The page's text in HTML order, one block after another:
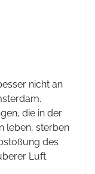
nicht an
die in der
leben, sterben
des
Luft.